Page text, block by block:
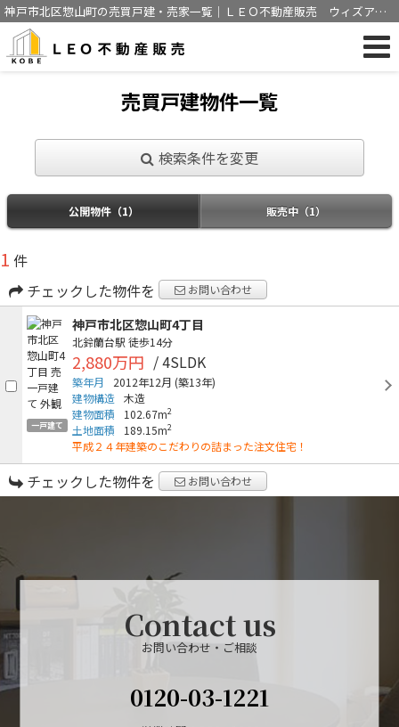
神戸市北区惣山町の売買戸建・売家一覧｜ＬＥＯ不動産販売 ウィズアス
神戸株式会社
売買戸建物件一覧
検索条件を変更
公開物件（1） 販売中（1）
1 件
チェックした物件を
お問い合わせ
一戸建て
神戸市北区惣山町4丁目
北鈴蘭台駅 徒歩14分
2,880万円 / 4SLDK
築年月 2012年12月 (築13年)
建物構造 木造
建物面積
102.67m2
土地面積 189.15m2
平成２４年建築のこだわりの詰まった注文住宅！
チェックした物件を お問い合わせ
Contact us
お問い合わせ・ご相談
0120-03-1221